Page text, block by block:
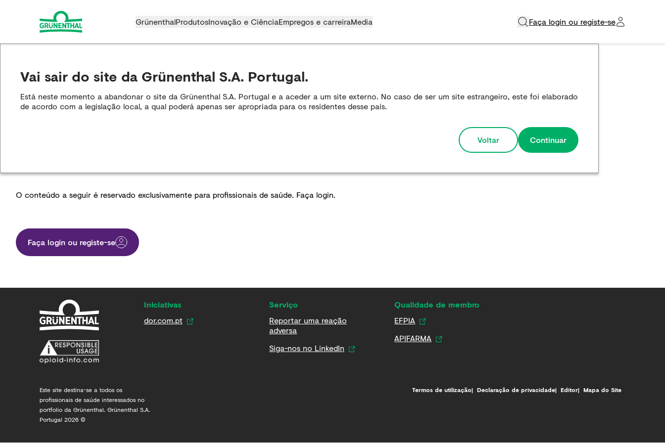
GrünenthalProdutosInovação e CiênciaEmpregos e carreiraMedia Faça login ou registe-se​
Vai sair do site da Grünenthal S.A. Portugal.
Está neste momento a abandonar o site da Grünenthal S.A. Portugal e a aceder a um site externo. No caso de ser um site estrangeiro, este foi elaborado
de acordo com a legislação local, a qual poderá apenas ser apropriada para os residentes desse país.
Voltar Continuar
O conteúdo a seguir é reservado exclusivamente para profissionais de saúde. Faça login.
Faça login ou registe-se​
Iniciativas
dor.com.pt
Serviço
Reportar uma reação
adversa
Siga-nos no LinkedIn
Qualidade de membro
EFPIA
APIFARMA
Este site destina-se a todos os
profissionais de saúde interessados no
portfolio da Grünenthal. Grünenthal S.A.
Portugal 2026 ©
Termos de utilização Declaração de privacidade Editor Mapa do Site